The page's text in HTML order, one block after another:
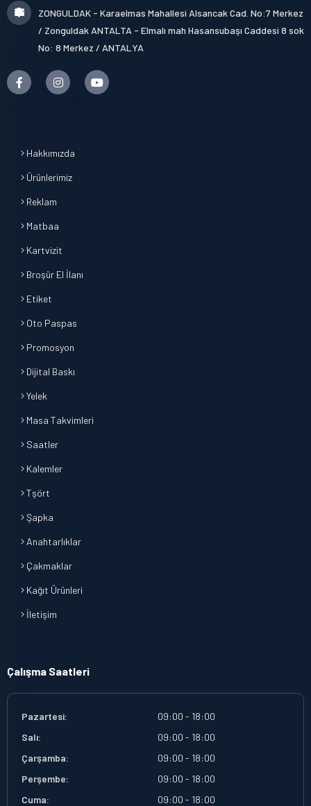
ZONGULDAK - Karaelmas Mahallesi Alsancak Cad. No:7 Merkez
/ Zonguldak ANTALTA - Elmalı mah Hasansubaşı Caddesi 8 sok
No: 8 Merkez / ANTALYA
Hakkımızda
Ürünlerimiz
Reklam
Matbaa
Kartvizit
Broşür El İlanı
Etiket
Oto Paspas
Promosyon
Dijital Baskı
Yelek
Masa Takvimleri
Saatler
Kalemler
Tşört
Şapka
Anahtarlıklar
Çakmaklar
Kağıt Ürünleri
İletişim
Çalışma Saatleri
Pazartesi:
09:00 - 18:00
Salı:
09:00 - 18:00
Çarşamba:
09:00 - 18:00
Perşembe:
09:00 - 18:00
Cuma:
09:00 - 18:00